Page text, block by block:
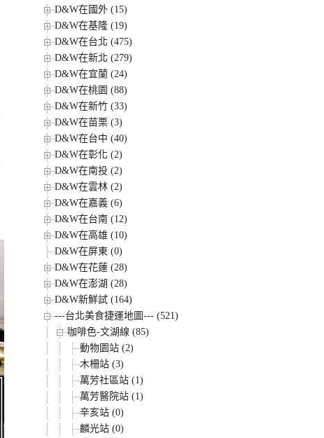
D&W在國外 (15)
D&W在基隆 (19)
D&W在台北 (475)
D&W在新北 (279)
D&W在宜蘭 (24)
D&W在桃園 (88)
D&W在新竹 (33)
D&W在苗栗 (3)
D&W在台中 (40)
D&W在彰化 (2)
D&W在南投 (2)
D&W在雲林 (2)
D&W在嘉義 (6)
D&W在台南 (12)
D&W在高雄 (10)
D&W在屏東 (0)
D&W在花蓮 (28)
D&W在澎湖 (28)
D&W新鮮試 (164)
---台北美食捷運地圖--- (521)
咖啡色-文湖線 (85)
動物園站 (2)
木柵站 (3)
萬芳社區站 (1)
萬芳醫院站 (1)
辛亥站 (0)
麟光站 (0)